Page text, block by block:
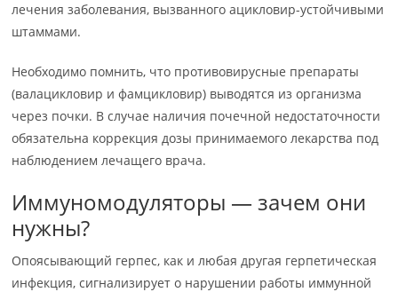
лечения заболевания, вызванного ацикловир-устойчивыми
штаммами.
Необходимо помнить, что противовирусные препараты
(валацикловир и фамцикловир) выводятся из организма
через почки. В случае наличия почечной недостаточности
обязательна коррекция дозы принимаемого лекарства под
наблюдением лечащего врача.
Иммуномодуляторы — зачем они
нужны?
Опоясывающий герпес, как и любая другая герпетическая
инфекция, сигнализирует о нарушении работы иммунной